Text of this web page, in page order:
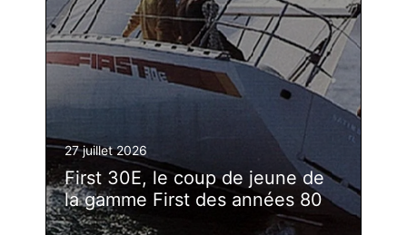
27 juillet 2026
First 30E, le coup de jeune de
la gamme First des années 80